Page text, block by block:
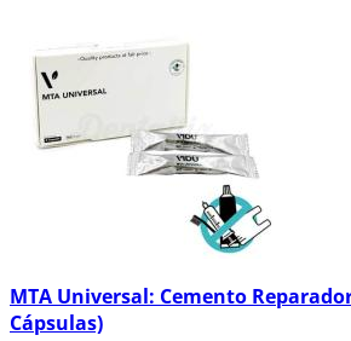
MTA Universal: Cemento
Cápsulas)